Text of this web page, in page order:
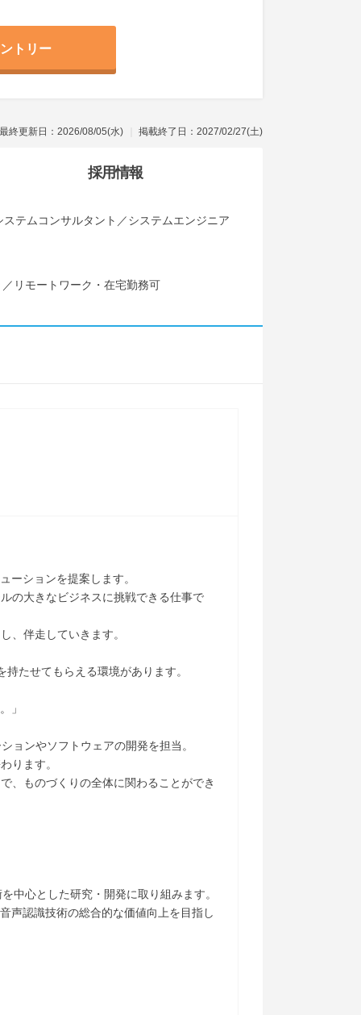
トリー
最終更新日：2026/08/05(水) 掲載終了日：2027/02/27(土)
採用情報
テムコンサルタント／システムエンジニア
リモートワーク・在宅勤務可
ーションを提案します。
の大きなビジネスに挑戦できる仕事で
、伴走していきます。
たせてもらえる環境があります。
」
ョンやソフトウェアの開発を担当。
ります。
、ものづくりの全体に関わることができ
中心とした研究・開発に取り組みます。
声認識技術の総合的な価値向上を目指し